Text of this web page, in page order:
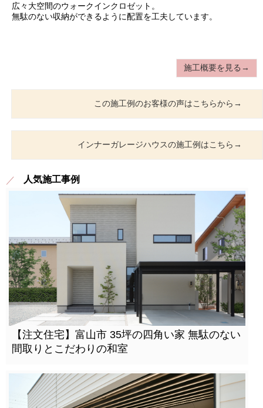
広々大空間のウォークインクロゼット。
無駄のない収納ができるように配置を工夫しています。
施工概要を見る→
この施工例のお客様の声はこちらから→
インナーガレージハウスの施工例はこちら→
人気施工事例
【注文住宅】富山市 35坪の四角い家 無駄のない
間取りとこだわりの和室